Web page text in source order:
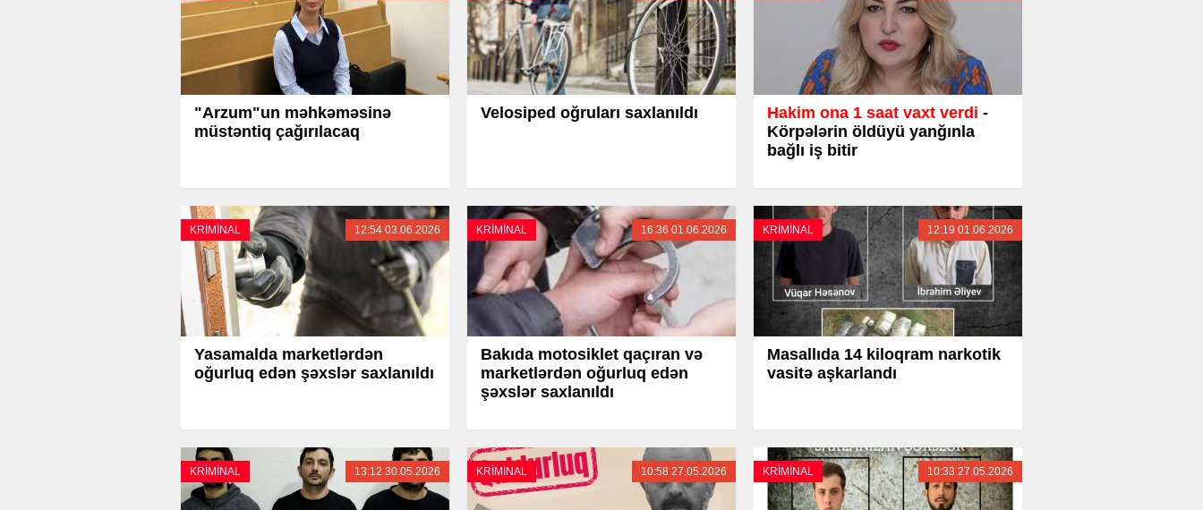
"Arzum"un məhkəməsinə
müstəntiq çağırılacaq
Velosiped oğruları saxlanıldı Hakim ona 1 saat vaxt verdi -
Körpələrin öldüyü yanğınla
bağlı iş bitir
KRİMİNAL 12:54 03.06.2026
Yasamalda marketlərdən
oğurluq edən şəxslər saxlanıldı
KRİMİNAL 16:36 01.06.2026
Bakıda motosiklet qaçıran və
marketlərdən oğurluq edən
şəxslər saxlanıldı
KRİMİNAL 12:19 01.06.2026
Masallıda 14 kiloqram narkotik
vasitə aşkarlandı
KRİMİNAL 13:12 30.05.2026 KRİMİNAL 10:58 27.05.2026 KRİMİNAL 10:33 27.05.2026